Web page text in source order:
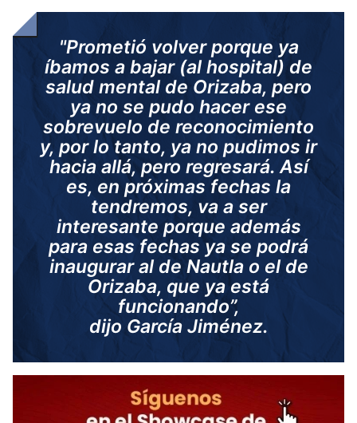
"Prometió volver porque ya
íbamos a bajar (al hospital) de
salud mental de Orizaba, pero
ya no se pudo hacer ese
sobrevuelo de reconocimiento
y, por lo tanto, ya no pudimos ir
hacia allá, pero regresará. Así
es, en próximas fechas la
tendremos, va a ser
interesante porque además
para esas fechas ya se podrá
inaugurar al de Nautla o el de
Orizaba, que ya está
funcionando”,
dijo García Jiménez.